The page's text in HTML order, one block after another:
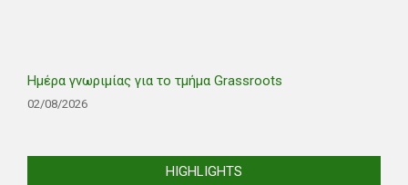
Ημέρα γνωριμίας για το τμήμα Grassroots
02/08/2026
HIGHLIGHTS